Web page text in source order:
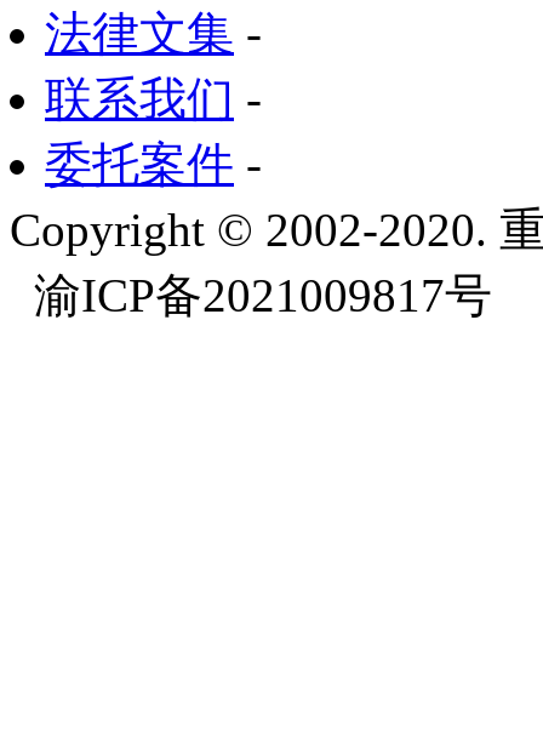
法律文集 -
联系我们 -
委托案件 -
Copyright © 2002-2020.
渝ICP备2021009817号